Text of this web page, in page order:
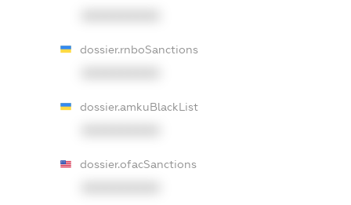
dossier.rnboSanctions
dossier.amkuBlackList
dossier.ofacSanctions